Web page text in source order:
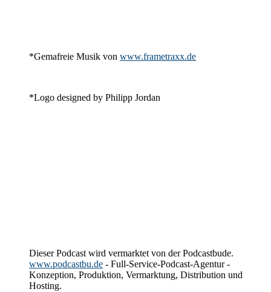
*Gemafreie Musik von www.frametraxx.de
*Logo designed by Philipp Jordan
Dieser Podcast wird vermarktet von der Podcastbude.
www.podcastbu.de - Full-Service-Podcast-Agentur -
Konzeption, Produktion, Vermarktung, Distribution und
Hosting.